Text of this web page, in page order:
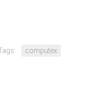
computex